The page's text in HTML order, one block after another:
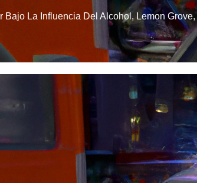
Bajo La Influencia Del Alcohol , Lemon Grove,